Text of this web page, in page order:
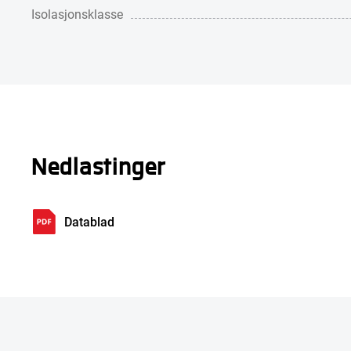
Isolasjonsklasse
Nedlastinger
Datablad